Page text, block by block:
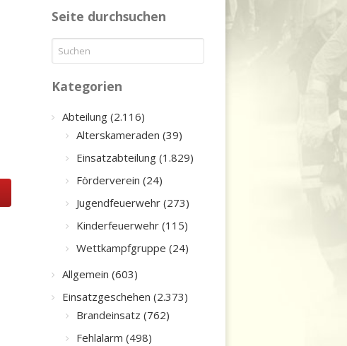
Seite durchsuchen
Kategorien
Abteilung (2.116)
Alterskameraden (39)
Einsatzabteilung (1.829)
Förderverein (24)
Jugendfeuerwehr (273)
Kinderfeuerwehr (115)
Wettkampfgruppe (24)
Allgemein (603)
Einsatzgeschehen (2.373)
Brandeinsatz (762)
Fehlalarm (498)